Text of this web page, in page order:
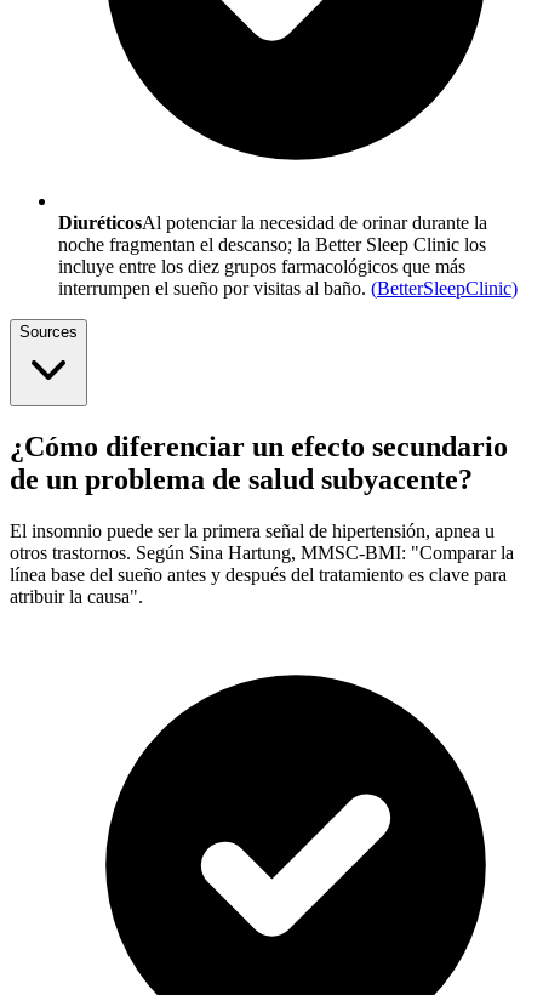
DiuréticosAl potenciar la necesidad de orinar durante la
noche fragmentan el descanso; la Better Sleep Clinic los
incluye entre los diez grupos farmacológicos que más
interrumpen el sueño por visitas al baño. (BetterSleepClinic)
Sources
¿Cómo diferenciar un efecto secundario
de un problema de salud subyacente?
El insomnio puede ser la primera señal de hipertensión, apnea u
otros trastornos. Según Sina Hartung, MMSC-BMI: "Comparar la
línea base del sueño antes y después del tratamiento es clave para
atribuir la causa".